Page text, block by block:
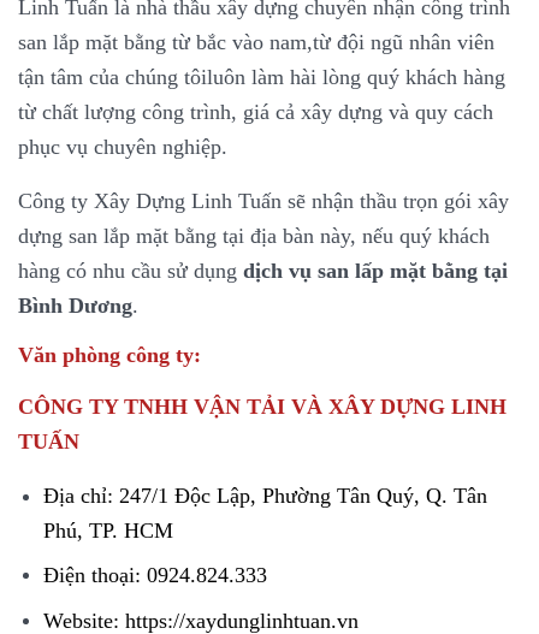
Linh Tuấn là nhà thầu xây dựng chuyên nhận công trình
san lắp mặt bằng từ bắc vào nam,từ đội ngũ nhân viên
tận tâm của chúng tôiluôn làm hài lòng quý khách hàng
từ chất lượng công trình, giá cả xây dựng và quy cách
phục vụ chuyên nghiệp.
Công ty Xây Dựng Linh Tuấn sẽ nhận thầu trọn gói xây
dựng san lắp mặt bằng tại địa bàn này, nếu quý khách
hàng có nhu cầu sử dụng dịch vụ san lấp mặt bằng tại
Bình Dương.
Văn phòng công ty:
CÔNG TY TNHH VẬN TẢI VÀ XÂY DỰNG LINH
TUẤN
Địa chỉ: 247/1 Độc Lập, Phường Tân Quý, Q. Tân
Phú, TP. HCM
Điện thoại: 0924.824.333
Website: https://xaydunglinhtuan.vn